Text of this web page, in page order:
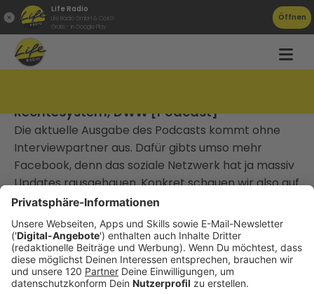
Life Radio
Life Radio GmbH & Co.KG
Gratis - in Google Play
Öffnen
Rechtesystem, DWW [Podcast]
Die aktuelle Ausgabe des Podcasts kommt ohne
Interviewpartner aus. Dafür gibts umso mehr
Facebook, denn das soziale Netzwerk hat ja massiv
Updates rausgehauen. Konkret schauen wir also auf
die Promoted Posts und das Rechtesystem für
Pages, außerdem werde ich jetzt schlank ... was das
mit Social Media zu tun hab, hört ihr dann ohnehin.
Gute Arbeit, die niemand kennt, gewinnt keinen